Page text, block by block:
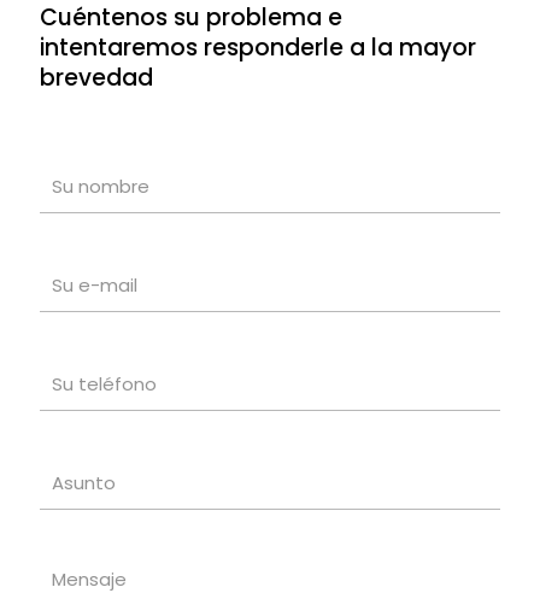
Cuéntenos su problema e
intentaremos responderle a la mayor
brevedad